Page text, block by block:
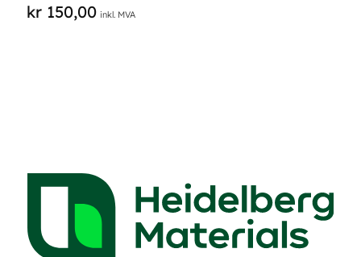
kr 150,00 inkl. MVA